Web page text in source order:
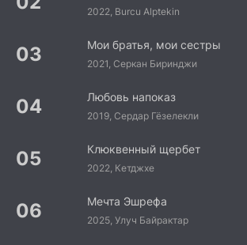
2022, Burcu Alptekin
Мои братья, мои сестры
2021, Серкан Биринджи
Любовь напоказ
2019, Сердар Гёзелекли
Клюквенный щербет
2022, Кетджхе
Мечта Эшрефа
2025, Улуч Байрактар